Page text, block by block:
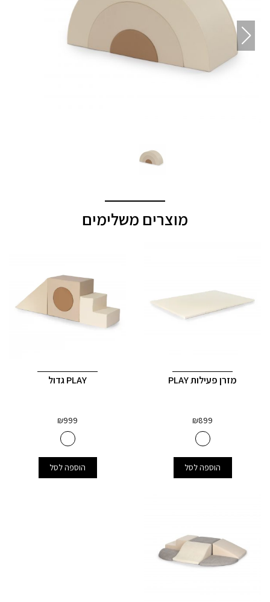
מוצרים משלימים
מזרן פעילות PLAY
₪899
הוספה לסל
PLAY גדול
₪999
הוספה לסל